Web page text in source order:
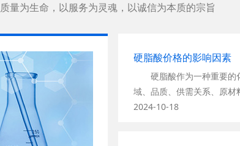
量为生命，以服务为灵魂，以诚信为本质的宗旨
硬脂酸价格的影响因素
硬脂酸作为一种重要的
域、品质、供需关系、原材
1、地域差异
2024-10-18